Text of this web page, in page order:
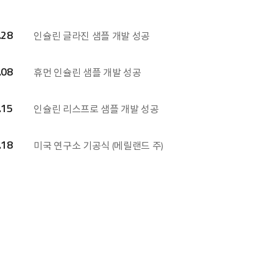
인슐린 글라진 샘플 개발 성공
휴먼 인슐린 샘플 개발 성공
인슐린 리스프로 샘플 개발 성공
미국 연구소 기공식 (메릴랜드 주)